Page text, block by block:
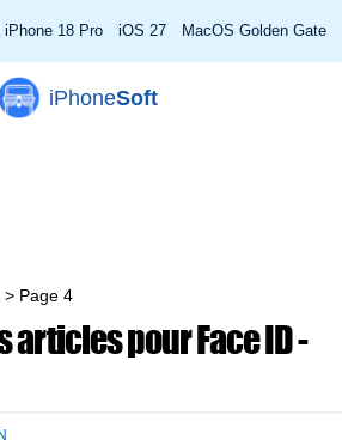
iPhone 18 Pro iOS 27 MacOS Golden Gate
iPhoneSoft
> Page 4
articles pourFace ID -